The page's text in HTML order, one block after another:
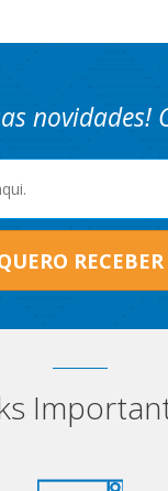
novidades!
RECEBER